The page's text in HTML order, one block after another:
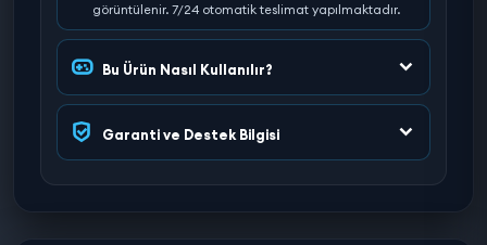
görüntülenir. 7/24 otomatik teslimat yapılmaktadır.
Bu Ürün Nasıl Kullanılır?
Garanti ve Destek Bilgisi